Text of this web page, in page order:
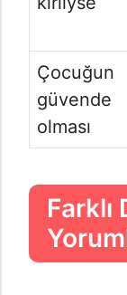
Çocuğun
güvende
olması
Farklı